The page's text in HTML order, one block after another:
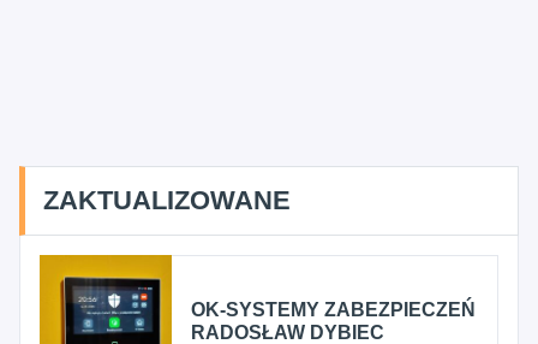
ZAKTUALIZOWANE
OK-SYSTEMY ZABEZPIECZEŃ
RADOSŁAW DYBIEC